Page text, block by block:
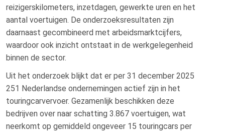
reizigerskilometers, inzetdagen, gewerkte uren en het
aantal voertuigen. De onderzoeksresultaten zijn
daarnaast gecombineerd met arbeidsmarktcijfers,
waardoor ook inzicht ontstaat in de werkgelegenheid
binnen de sector.
Uit het onderzoek blijkt dat er per 31 december 2025
251 Nederlandse ondernemingen actief zijn in het
touringcarvervoer. Gezamenlijk beschikken deze
bedrijven over naar schatting 3.867 voertuigen, wat
neerkomt op gemiddeld ongeveer 15 touringcars per